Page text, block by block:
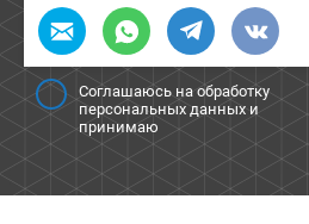
Соглашаюсь на обработку
персональных данных и
принимаю